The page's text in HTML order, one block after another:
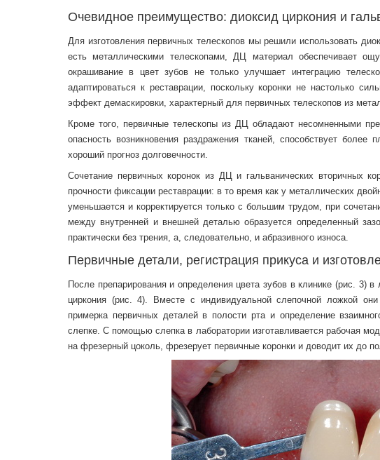
Очевидное преимущество: диоксид циркония и
Для изготовления первичных телескопов мы решили использовать
есть металлическими телескопами, ДЦ материал обеспечивает
окрашивание в цвет зубов не только улучшает интеграцию
адаптироваться к реставрации, поскольку коронки не настолько
эффект демаскировки, характерный для первичных телескопов из
Кроме того, первичные телескопы из ДЦ обладают несомненными
опасность возникновения раздражения тканей, способствует
хороший прогноз долговечности.
Сочетание первичных коронок из ДЦ и гальванических вторичных
прочности фиксации реставрации: в то время как у металлических
уменьшается и корректируется только с большим трудом, при
между внутренней и внешней деталью образуется определенный
практически без трения, а, следовательно, и абразивного износа.
Первичные детали, регистрация прикуса и
После препарирования и определения цвета зубов в клинике (рис. 3)
циркония (рис. 4). Вместе с индивидуальной слепочной ложкой
примерка первичных деталей в полости рта и определение
слепке. С помощью слепка в лаборатории изготавливается рабочая
на фрезерный цоколь, фрезерует первичные коронки и доводит их до